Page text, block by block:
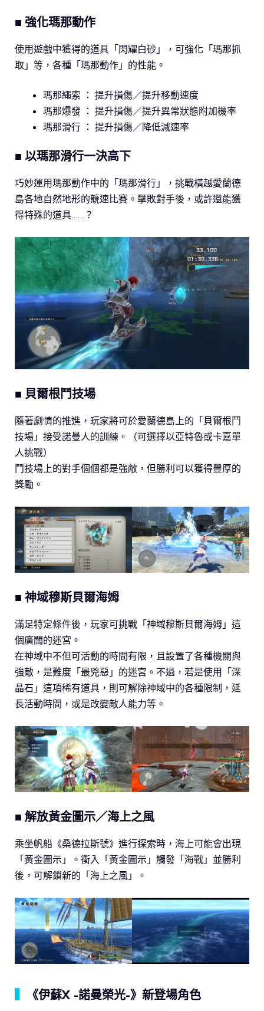
■ 強化瑪那動作
使用遊戲中獲得的道具「閃耀白砂」，可強化「瑪那抓
取」等，各種「瑪那動作」的性能。
瑪那繩索 ： 提升損傷／提升移動速度
瑪那爆發 ： 提升損傷／提升異常狀態附加機率
瑪那滑行 ： 提升損傷／降低減速率
■ 以瑪那滑行一決高下
巧妙運用瑪那動作中的「瑪那滑行」，挑戰橫越愛蘭德
島各地自然地形的競速比賽。擊敗對手後，或許還能獲
得特殊的道具……？
■ 貝爾根鬥技場
隨著劇情的推進，玩家將可於愛蘭德島上的「貝爾根鬥
技場」接受諾曼人的訓練。（可選擇以亞特魯或卡嘉單
人挑戰）
鬥技場上的對手個個都是強敵，但勝利可以獲得豐厚的
獎勵。
■ 神域穆斯貝爾海姆
滿足特定條件後，玩家可挑戰「神域穆斯貝爾海姆」這
個廣闊的迷宮。
在神域中不但可活動的時間有限，且設置了各種機關與
強敵，是難度「最兇惡」的迷宮。不過，若是使用「深
晶石」這項稀有道具，則可解除神域中的各種限制，延
長活動時間，或是改變敵人能力等。
■ 解放黃金圖示／海上之風
乘坐帆船《桑德拉斯號》進行探索時，海上可能會出現
「黃金圖示」。衝入「黃金圖示」觸發「海戰」並勝利
後，可解鎖新的「海上之風」。
《伊蘇X -諾曼榮光-》新登場角色